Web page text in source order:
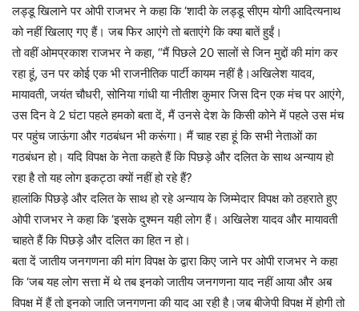
लड्डू खिलाने पर ओपी राजभर ने कहा कि ‘शादी के लड्डू सीएम योगी आदित्यनाथ
को नहीं खिलाए गए हैं। जब फिर आएंगे तो बताएंगे कि क्या बातें हुईं।
तो वहीं ओमप्रकाश राजभर ने कहा, “मैं पिछले 20 सालों से जिन मुद्दों की मांग कर
रहा हूं, उन पर कोई एक भी राजनीतिक पार्टी कायम नहीं है।अखिलेश यादव,
मायावती, जयंत चौधरी, सोनिया गांधी या नीतीश कुमार जिस दिन एक मंच पर आएंगे,
उस दिन वे 2 घंटा पहले हमको बता दें, मैं उनसे देश के किसी कोने में पहले उस मंच
पर पहुंच जाऊंगा और गठबंधन भी करूंगा। मैं चाह रहा हूं कि सभी नेताओं का
गठबंधन हो। यदि विपक्ष के नेता कहते हैं कि पिछड़े और दलित के साथ अन्याय हो
रहा है तो यह लोग इकट्ठा क्यों नहीं हो रहे हैं?
हालांकि पिछड़े और दलित के साथ हो रहे अन्याय के जिम्मेदार विपक्ष को ठहराते हुए
ओपी राजभर ने कहा कि ‘इसके दुश्मन यही लोग हैं। अखिलेश यादव और मायावती
चाहते हैं कि पिछड़े और दलित का हित न हो।
बता दें जातीय जनगणना की मांग विपक्ष के द्वारा किए जाने पर ओपी राजभर ने कहा
कि ‘जब यह लोग सत्ता में थे तब इनको जातीय जनगणना याद नहीं आया और अब
विपक्ष में हैं तो इनको जाति जनगणना की याद आ रही है।जब बीजेपी विपक्ष में होगी तो